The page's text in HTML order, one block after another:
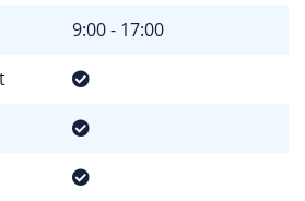
9:00 - 17:00